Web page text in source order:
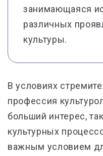
занимающаяся
различных
культуры.
В условиях
профессия
больший интерес,
культурных
важным условием